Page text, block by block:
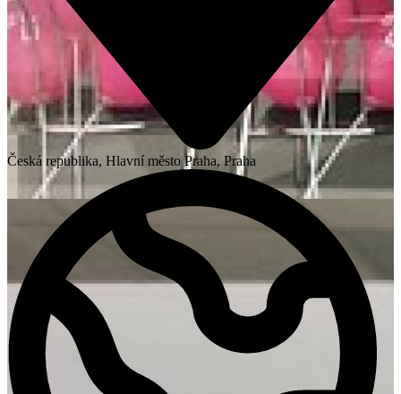
Česká republika, Hlavní město Praha, Praha